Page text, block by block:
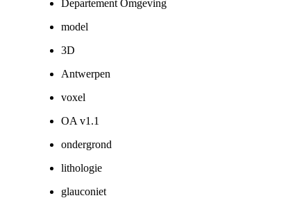
Departement Omgeving
model
3D
Antwerpen
voxel
OA v1.1
ondergrond
lithologie
glauconiet